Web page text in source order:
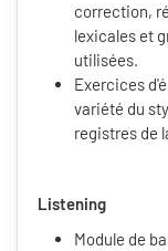
correction,
lexicales et
utilisées.
Exercices
variété du
registres de
Listening
Module de